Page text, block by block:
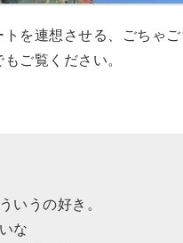
を連想させる、ごちゃご
ご覧ください。
いうの好き。
な